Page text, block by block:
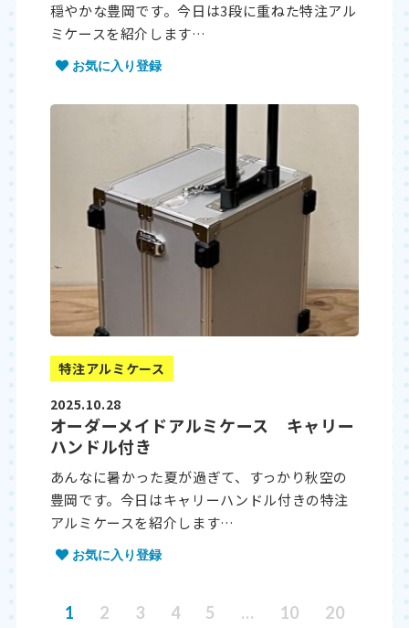
穏やかな豊岡です。今日は3段に重ねた特注アル
ミケースを紹介します…
お気に入り登録
特注アルミケース
2025.10.28
オーダーメイドアルミケース キャリー
ハンドル付き
あんなに暑かった夏が過ぎて、すっかり秋空の
豊岡です。今日はキャリーハンドル付きの特注
アルミケースを紹介します…
お気に入り登録
1 2 3 4 5 … 10
20